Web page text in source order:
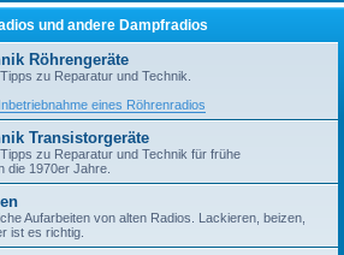
und andere Dampfradios
Röhrengeräte
zu Reparatur und Technik.
eines Röhrenradios
Transistorgeräte
zu Reparatur und Technik für frühe
die 1970er Jahre.
Aufarbeiten von alten Radios. Lackieren, beizen,
ist es richtig.